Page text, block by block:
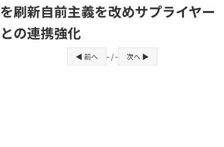
を刷新自前主義を改めサプライヤー
との連携強化
◀ 前へ - / - 次へ ▶